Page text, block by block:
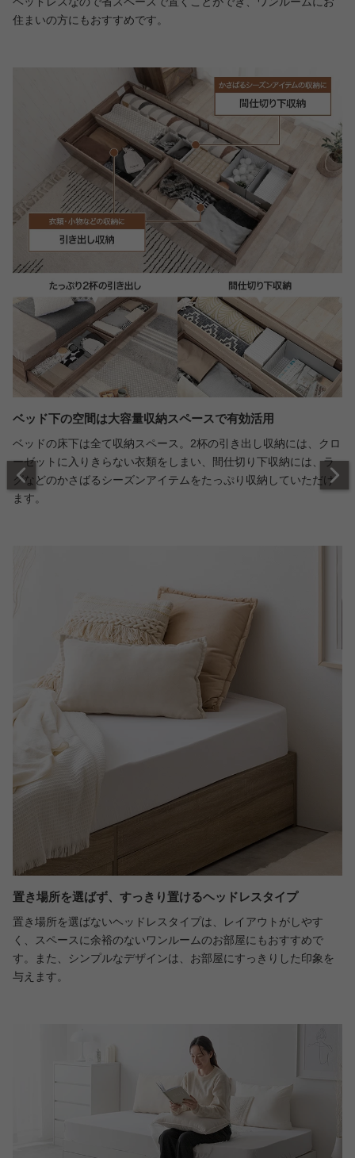
住まいの方にもおすすめです。
ベッド下の空間は大容量収納スペースで有効活用
ベッドの床下は全て収納スペース。2杯の引き出し収納には、クロ
ーゼットに入りきらない衣類をしまい、間仕切り下収納には、ラ
グなどのかさばるシーズンアイテムをたっぷり収納していただけ
ます。
置き場所を選ばず、すっきり置けるヘッドレスタイプ
置き場所を選ばないヘッドレスタイプは、レイアウトがしやす
く、スペースに余裕のないワンルームのお部屋にもおすすめで
す。また、シンプルなデザインは、お部屋にすっきりした印象を
与えます。